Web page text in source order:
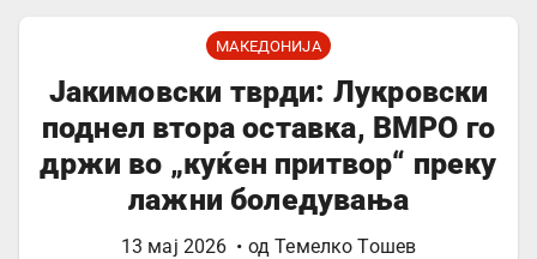
далечински
управувач
МАКЕДОНИЈА
Јакимовски тврди: Лукровски
поднел втора оставка, ВМРО го
држи во „куќен притвор“ преку
лажни боледувања
13 мај 2026 • одТемелко Тошев